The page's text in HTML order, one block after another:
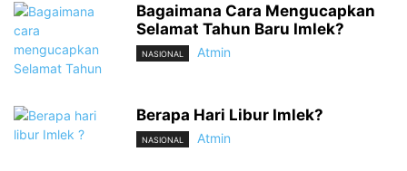
Bagaimana Cara Mengucapkan
Selamat Tahun Baru Imlek?
NASIONAL Atmin
Berapa Hari Libur Imlek?
NASIONAL Atmin